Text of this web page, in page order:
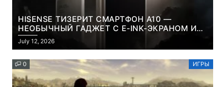
HISENSE ТИЗЕРИТ СМАРТФОН A10 —
НЕОБЫЧНЫЙ ГАДЖЕТ С E-INK-ЭКРАНОМ И
СЪЕМНОЙ LCD-ПАНЕЛЬЮ ДЛЯ ЦВЕТНОГО
КОНТЕНТА И СОЦСЕТЕЙ
July 12, 2026
0 ИГРЫ